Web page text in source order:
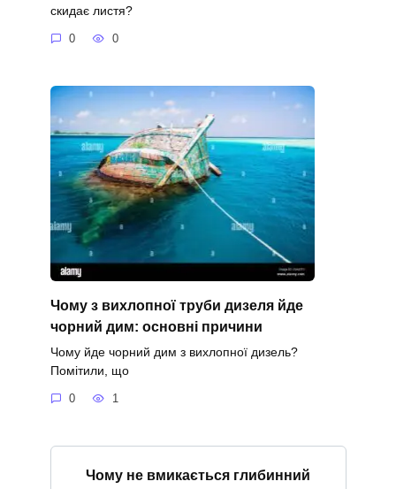
скидає листя?
0 0
Чому з вихлопної труби дизеля йде
чорний дим: основні причини
Чому йде чорний дим з вихлопної дизель?
Помітили, що
0 1
Чому не вмикається глибинний